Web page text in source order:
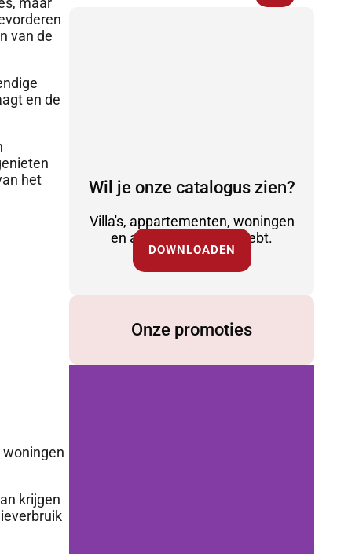
Wil je onze catalogus zien?
Villa's, appartementen, woningen
en alles wat je nodig hebt.
DOWNLOADEN
Onze promoties
van de
en de
het
krijgen